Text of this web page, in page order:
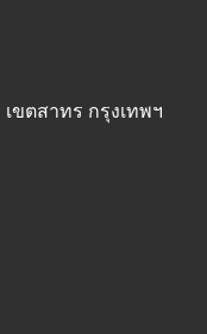
ขตสาทร กรุงเทพฯ